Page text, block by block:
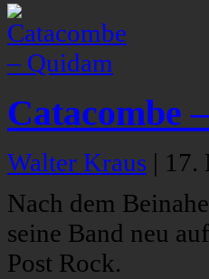
Catacombe
Walter Kraus | 17.
Nach dem
seine Band neu
Post Rock.